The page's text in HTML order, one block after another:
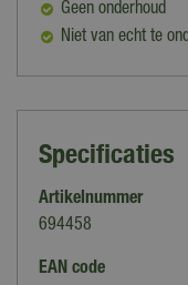
Geen onderhoud
Niet van echt te
Specificaties
Artikelnummer
694458
EAN code